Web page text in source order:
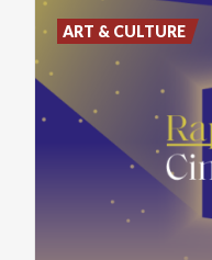
ART & CULTURE